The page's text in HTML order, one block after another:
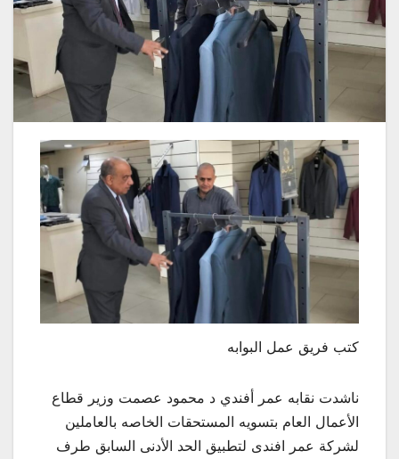
كتب فريق عمل البوابه
ناشدت نقابه عمر أفندي د محمود عصمت وزير قطاع
الأعمال العام بتسويه المستحقات الخاصه بالعاملين
لشركة عمر افندى لتطبيق الحد الأدنى السابق طرف